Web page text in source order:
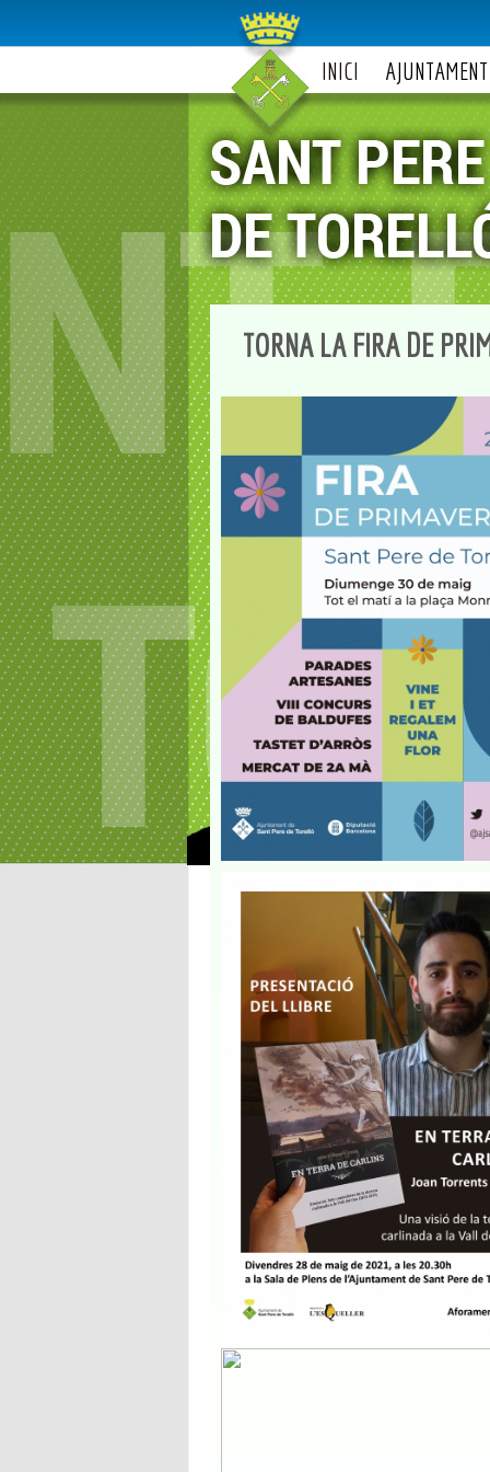
INICI AJUNTAMENT
TORNA LA FIRA DE